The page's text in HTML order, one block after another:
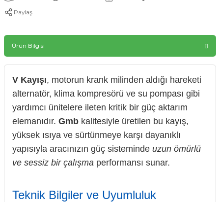
Paylaş
Ürün Bilgisi
V Kayışı, motorun krank milinden aldığı hareketi
alternatör, klima kompresörü ve su pompası gibi
yardımcı ünitelere ileten kritik bir güç aktarım
elemanıdır. Gmb kalitesiyle üretilen bu kayış,
yüksek ısıya ve sürtünmeye karşı dayanıklı
yapısıyla aracınızın güç sisteminde uzun ömürlü
ve sessiz bir çalışma performansı sunar.
Teknik Bilgiler ve Uyumluluk